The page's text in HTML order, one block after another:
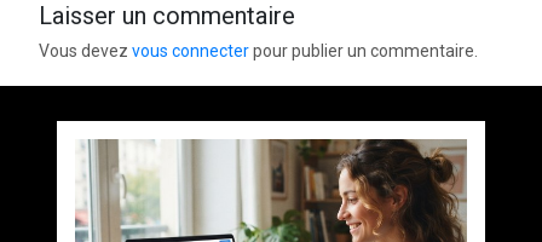
Laisser un commentaire
Vous devezvous connecterpour publier un commentaire.